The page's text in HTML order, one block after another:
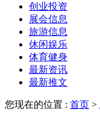
创业投资
展会信息
旅游信息
休闲娱乐
体育健身
最新资讯
最新推文
您现在的位置 : 首页 >